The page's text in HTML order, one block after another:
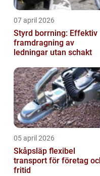
07 april 2026
Styrd borrning: Effektiv
framdragning av
ledningar utan schakt
05 april 2026
Skåpsläp flexibel
transport för företag
fritid